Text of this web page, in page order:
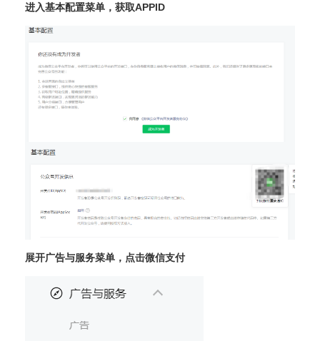
进入基本配置菜单，获取APPID
展开广告与服务菜单，点击微信支付